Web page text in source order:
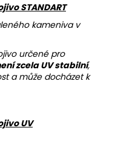
STANDART
kameniva v
určené pro
zcela UV stabilní,
a může docházet k
UV